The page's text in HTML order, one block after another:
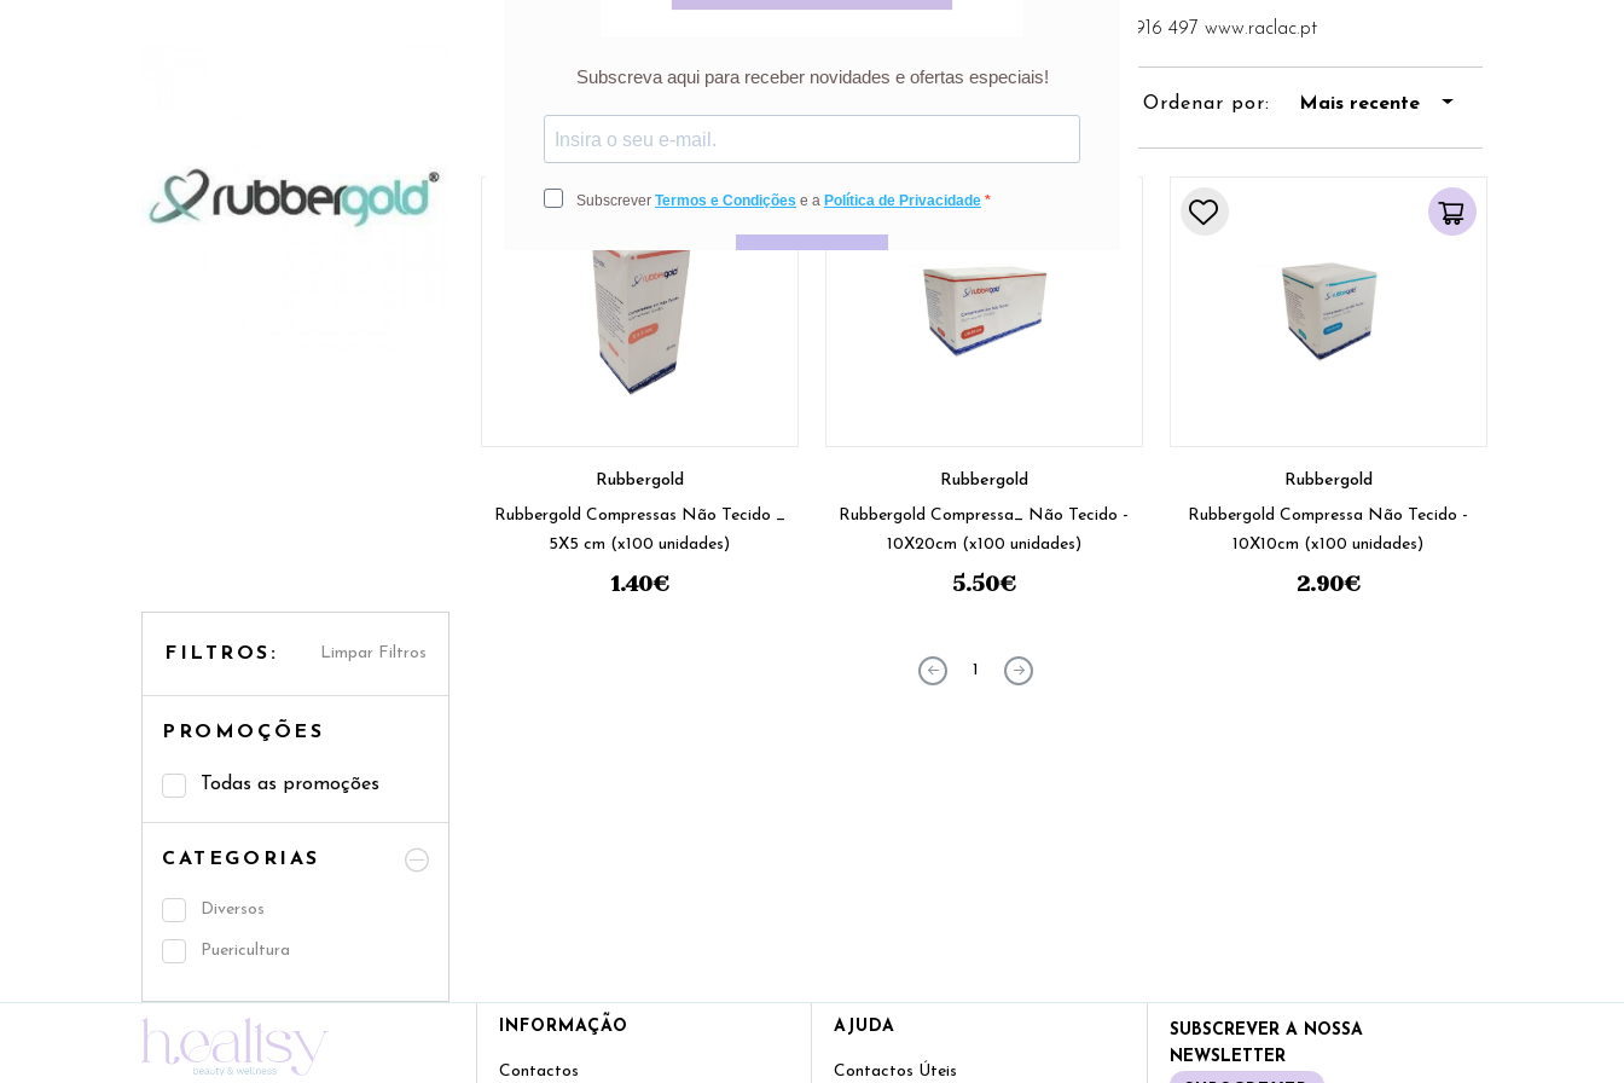
FILTROS: Limpar Filtros
PROMOÇÕES
Todas as promoções
CATEGORIAS
Diversos
Puericultura
Rubbergold. Raclac S.A.Rua de Ribela nº 600 4770-170 Cruz Portugal+351 252 916 497 www.raclac.pt
Ordenar por: Mais recente
Rubbergold
Rubbergold Compressas Não Tecido _
5X5 cm (x100 unidades)
1.40€
Rubbergold
Rubbergold Compressa_ Não Tecido -
10X20cm (x100 unidades)
5.50€
Rubbergold
Rubbergold Compressa Não Tecido -
10X10cm (x100 unidades)
2.90€
1
INFORMAÇÃO
Contactos
AJUDA
Contactos Úteis
SUBSCREVER A NOSSA
NEWSLETTER